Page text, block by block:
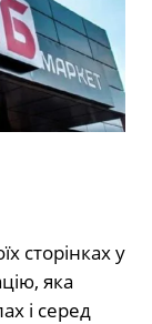
сторінках у
яка
і серед